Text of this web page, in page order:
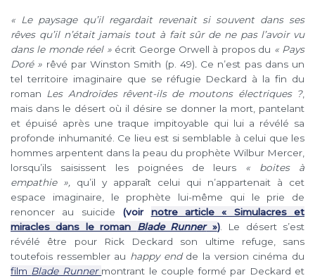
« Le paysage qu’il regardait revenait si souvent dans ses
rêves qu’il n’était jamais tout à fait sûr de ne pas l’avoir vu
dans le monde réel » écrit George Orwell à propos du « Pays
Doré » rêvé par Winston Smith (p. 49). Ce n’est pas dans un
tel territoire imaginaire que se réfugie Deckard à la fin du
roman
Les Androïdes rêvent-ils de moutons électriques ?,
mais dans le désert où il désire se donner la mort, pantelant
et épuisé après une traque impitoyable qui lui a révélé sa
profonde inhumanité. Ce lieu est si semblable à celui que les
hommes arpentent dans la peau du prophète Wilbur Mercer,
lorsqu’ils saisissent les poignées de leurs « boites à
empathie », qu’il y apparaît celui qui n’appartenait à cet
espace imaginaire, le prophète lui-même qui le prie de
renoncer au suicide (voir notre article « Simulacres et
miracles dans le roman Blade Runner»). Le désert s’est
révélé être pour Rick Deckard son ultime refuge, sans
toutefois ressembler au happy end de la version cinéma du
film Blade Runner montrant le couple formé par Deckard et